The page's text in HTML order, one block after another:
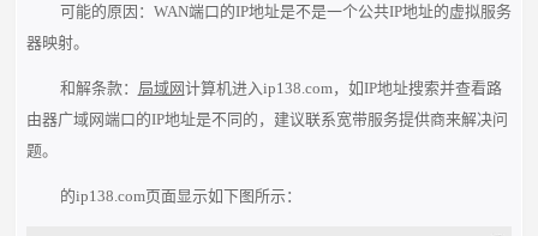
可能的原因：WAN端口的IP地址是不是一个公共IP地址的虚拟服务
器映射。
和解条款： 局域网计算机进入ip138.com，如IP地址搜索并查看路
由器广域网端口的IP地址是不同的，建议联系宽带服务提供商来解决问
题。
的ip138.com页面显示如下图所示：